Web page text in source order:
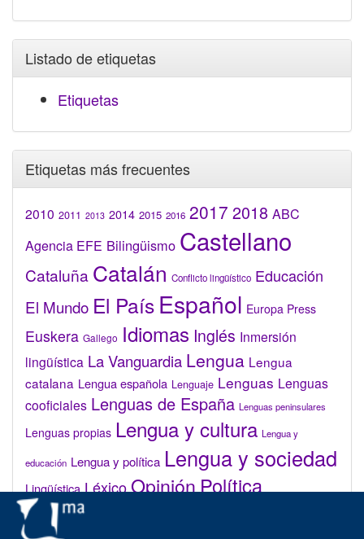
Listado de etiquetas
Etiquetas
Etiquetas más frecuentes
2010 2011 2013 2014 2015 2016 2017 2018 ABC
Agencia EFE Bilingüismo Castellano
Cataluña Catalán Conflicto lingüístico Educación
El Mundo El País Español Europa Press
Euskera Gallego Idiomas Inglés Inmersión
lingüística La Vanguardia Lengua Lengua
catalana Lengua española Lenguaje Lenguas Lenguas
cooficiales Lenguas de España Lenguas peninsulares
Lenguas propias Lengua y cultura Lengua y
educación Lengua y política Lengua y sociedad
Lingüística LéxicoOpiniónPolítica
lingüística